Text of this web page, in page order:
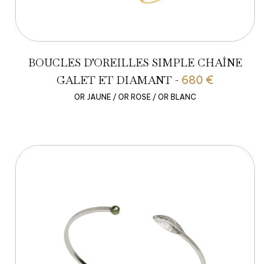
BOUCLES D’OREILLES SIMPLE CHAÎNE
GALET ET DIAMANT - 680 €
OR JAUNE / OR ROSE / OR BLANC